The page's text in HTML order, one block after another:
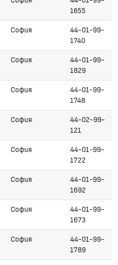
1655
София
44-01-99-
1740
София
44-01-99-
1829
София
44-01-99-
1748
София
44-02-99-
121
София
44-01-99-
1722
София
44-01-99-
1692
София
44-01-99-
1673
София
44-01-99-
1789